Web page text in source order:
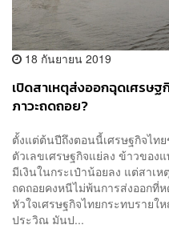
18 กันยายน 2019
เปิดสาเหตุส่งออกฉุดเศรษฐ
ภาวะถดถอย?
ตั้งแต่ต้นปีถึงตอนนี้เศรษฐกิจไท
ตัวเลขเศรษฐกิจแย่ลง ข้าวขอ
มีเงินในกระเป๋าน้อยลง แต่สาเ
ถดถอยคงหนีไม่พ้นการส่งออก
หัวใจเศรษฐกิจไทยกระทบราย
ประวิณ มันป...